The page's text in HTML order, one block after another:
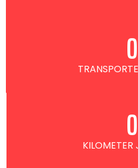
0
KILOMETER
0